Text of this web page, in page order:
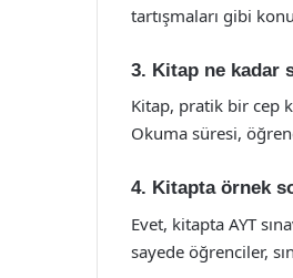
tartışmaları gibi
3. Kitap ne kadar
Kitap, pratik bir cep
Okuma süresi,
4. Kitapta örnek
Evet, kitapta AYT
sayede öğrenciler,